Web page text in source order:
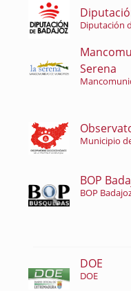
Diputación
Serena
Municipio
BOP
BOP
DOE
DOE